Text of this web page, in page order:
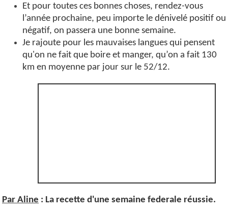
Et pour toutes ces bonnes choses, rendez-vous
l’année prochaine, peu importe le dénivelé positif ou
négatif, on passera une bonne semaine.
Je rajoute pour les mauvaises langues qui pensent
qu'on ne fait que boire et manger, qu’on a fait 130
km en moyenne par jour sur le 52/12.
Par Aline : La recette d'une semaine federale réussie.